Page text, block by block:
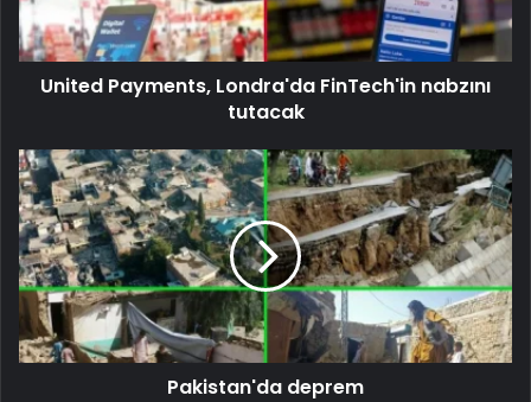
United Payments, Londra'da FinTech'in nabzını
tutacak
Pakistan'da deprem